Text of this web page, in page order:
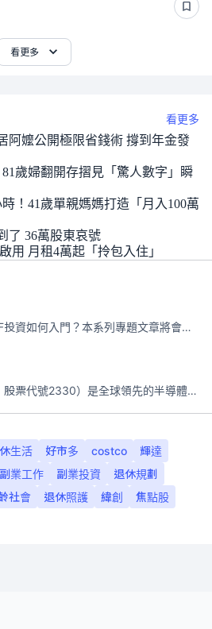
看更多
看更多
阿嬤公開極限省錢術 撐到年金發
歲婦翻開存摺見「驚人數字」瞬
！41歲單親媽媽打造「月入100萬
了 36萬股東哀號
用 月租4萬起「拎包入住」
ETF是什麼？ETF投資如何入門？本系列專題文章將會告訴你新手必須知道的ETF基礎知識。
台積電（tSMC；股票代號2330）是全球領先的半導體代工公司，成立於1987年，總部位於台灣新竹。且已於美國、日本、德國及中國設廠，台積電是全球首家專業積體電路製造服務公司，也是全球最先進和最大規模的半導體代工廠。
生活 好市多 costco
輝達
副業工作 副業投資
退休規劃
社會 退休照護 緯創
焦點股